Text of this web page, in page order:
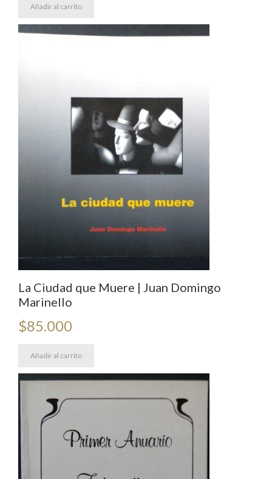
Añadir al carrito
La Ciudad que Muere | Juan Domingo
Marinello
$85.000
Añadir al carrito